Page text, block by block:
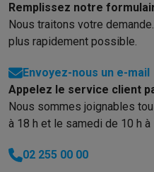
Remplissez notre
Nous traitons votre
plus rapidement possible.
Envoyez-nous un e-mail
Appelez le service client
Nous sommes joignables
à 18 h et le samedi de 10 h à
02 255 00 00